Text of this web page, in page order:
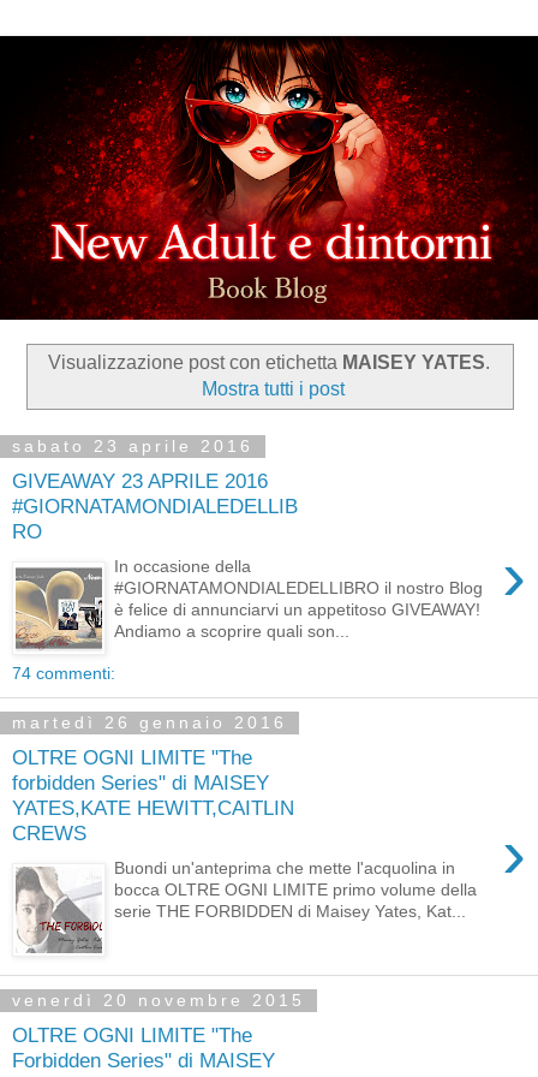
Visualizzazione post con etichetta MAISEY YATES.
Mostra tutti i post
sabato 23 aprile 2016
GIVEAWAY 23 APRILE 2016
#GIORNATAMONDIALEDELLIB
RO
›
In occasione della
#GIORNATAMONDIALEDELLIBRO il nostro Blog
è felice di annunciarvi un appetitoso GIVEAWAY!
Andiamo a scoprire quali son...
74 commenti:
martedì 26 gennaio 2016
OLTRE OGNI LIMITE "The
forbidden Series" di MAISEY
YATES,KATE HEWITT,CAITLIN
CREWS
›
Buondi un'anteprima che mette l'acquolina in
bocca OLTRE OGNI LIMITE primo volume della
serie THE FORBIDDEN di Maisey Yates, Kat...
venerdì 20 novembre 2015
OLTRE OGNI LIMITE "The
Forbidden Series" di MAISEY